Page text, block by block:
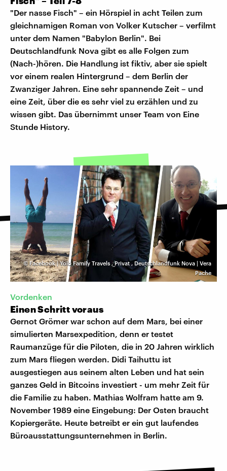
"Der nasse Fisch" – ein Hörspiel in acht Teilen zum
gleichnamigen Roman von Volker Kutscher – verfilmt
unter dem Namen "Babylon Berlin". Bei
Deutschlandfunk Nova gibt es alle Folgen zum
(Nach-)hören. Die Handlung ist fiktiv, aber sie spielt
vor einem realen Hintergrund – dem Berlin der
Zwanziger Jahren. Eine sehr spannende Zeit – und
eine Zeit, über die es sehr viel zu erzählen und zu
wissen gibt. Das übernimmt unser Team von Eine
Stunde History.
©Facebook | Yolo Family Travels ,Privat, Deutschlandfunk Nova | Vera
Pache
Vordenken
Einen Schritt voraus
Gernot Grömer war schon auf dem Mars, bei einer
simulierten Marsexpedition, denn er testet
Raumanzüge für die Piloten, die in 20 Jahren wirklich
zum Mars fliegen werden. Didi Taihuttu ist
ausgestiegen aus seinem alten Leben und hat sein
ganzes Geld in Bitcoins investiert - um mehr Zeit für
die Familie zu haben. Mathias Wolfram hatte am 9.
November 1989 eine Eingebung: Der Osten braucht
Kopiergeräte. Heute betreibt er ein gut laufendes
Büroausstattungsunternehmen in Berlin.